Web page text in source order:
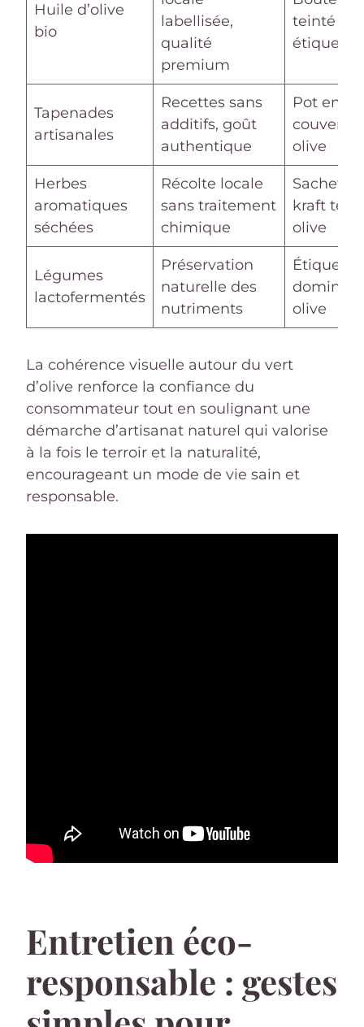
Huile d’olive
bio
labellisée,
qualité
premium
teinté
étiquette
Tapenades
artisanales
Recettes sans
additifs, goût
authentique
Pot en
olive
Herbes
aromatiques
séchées
Récolte locale
sans traitement
chimique
Sachet
kraft
olive
Légumes
lactofermentés
Préservation
naturelle des
nutriments
Étiquette
olive
La cohérence visuelle autour du vert
d’olive renforce la confiance du
consommateur tout en soulignant une
démarche d’artisanat naturel qui valorise
à la fois le terroir et la naturalité,
encourageant un mode de vie sain et
responsable.
Entretien éco-
responsable : gestes